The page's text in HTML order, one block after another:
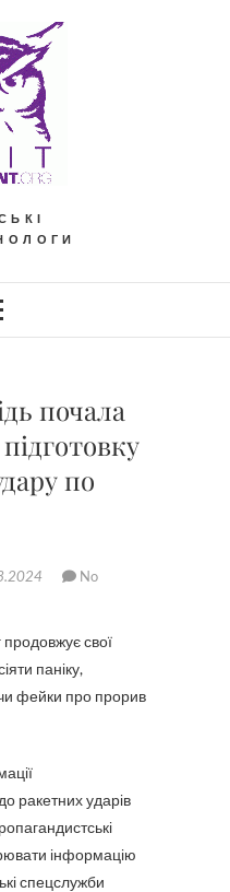
почала
по
No
паніку,
фейки про прорив
ракетних ударів
інформацію
спецслужби